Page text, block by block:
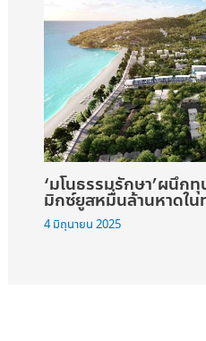
‘มโนธรรมรักษา’ผนึก
มิกซ์ยูสหมื่นล้านหาดใน
4 มิถุนายน 2025